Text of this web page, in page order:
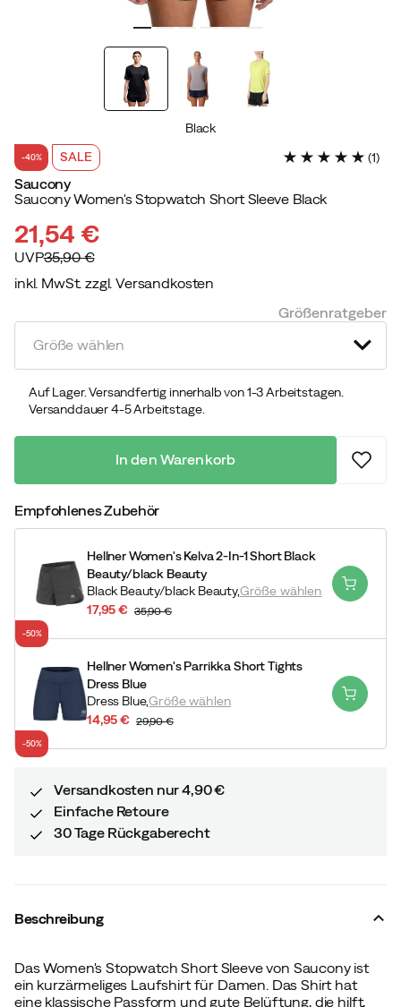
Black
-40% SALE (1)
Saucony
Saucony Women's Stopwatch Short Sleeve Black
price
21,54 €
price
UVP35,90 €
inkl. MwSt. zzgl. Versandkosten
Größenratgeber
Größe wählen
Auf Lager. Versandfertig innerhalb von 1-3 Arbeitstagen.
Versanddauer 4-5 Arbeitstage.
In den Warenkorb
Empfohlenes Zubehör
Hellner Women's Kelva 2-In-1 Short Black
Beauty/black Beauty
Black Beauty/black Beauty,Größe wählen
17,95 € 35,90 €
-50%
Hellner Women's Parrikka Short Tights
Dress Blue
Dress Blue,Größe wählen
14,95 € 29,90 €
-50%
Versandkosten nur 4,90 €
Einfache Retoure
30 Tage Rückgaberecht
Beschreibung
Das Women's Stopwatch Short Sleeve von Saucony ist
ein kurzärmeliges Laufshirt für Damen. Das Shirt hat
eine klassische Passform und gute Belüftung, die hilft,